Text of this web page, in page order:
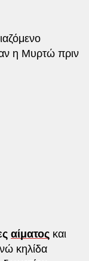
η Μυρτώ πριν
αίματοςκαι
κηλίδα